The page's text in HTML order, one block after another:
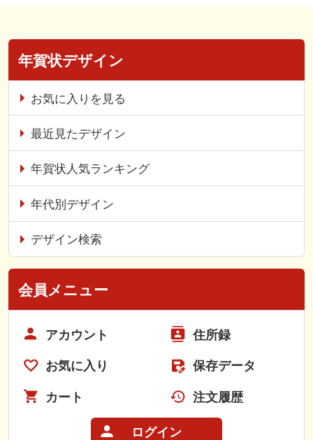
年賀状デザイン
お気に入りを見る
最近見たデザイン
年賀状人気ランキング
年代別デザイン
デザイン検索
会員メニュー
アカウント 住所録
お気に入り 保存データ
カート 注文履歴
ログイン